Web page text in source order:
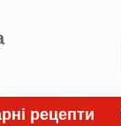
рецепти